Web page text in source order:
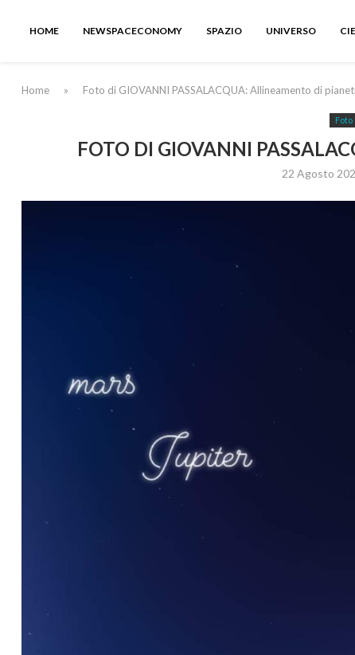
HOME NEWSPACECONOMY SPAZIO UNIVERSO
Home » Foto di GIOVANNI PASSALACQUA: Allineamento di
FOTO DI GIOVANNI
22 Agosto